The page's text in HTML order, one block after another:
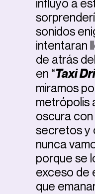
influyó a
sonidos
intentaran
de atrás
en “Taxi
miramos
metrópolis
oscura
secretos y
nunca
porque se
exceso de
que